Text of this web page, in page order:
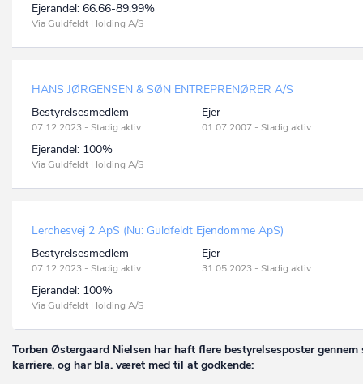
Ejerandel: 66.66-89.99%
Via Guldfeldt Holding A/S
HANS JØRGENSEN & SØN ENTREPRENØRER A/S
Bestyrelsesmedlem
07.12.2023 - Stadig aktiv
Ejer
01.07.2007 - Stadig aktiv
Ejerandel: 100%
Via Guldfeldt Holding A/S
Lerchesvej 2 ApS (Nu: Guldfeldt Ejendomme ApS)
Bestyrelsesmedlem
07.12.2023 - Stadig aktiv
Ejer
31.05.2023 - Stadig aktiv
Ejerandel: 100%
Via Guldfeldt Holding A/S
Torben Østergaard Nielsen har haft flere bestyrelsesposter gennem
karriere, og har bla. været med til at godkende: